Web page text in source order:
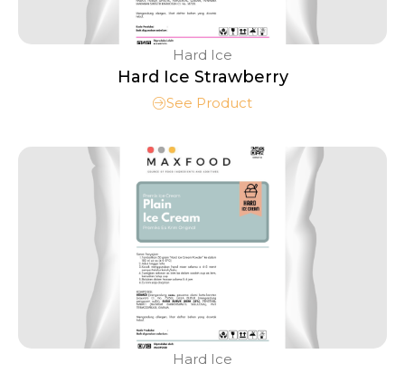
Hard Ice
Hard Ice Strawberry
See Product
Hard Ice